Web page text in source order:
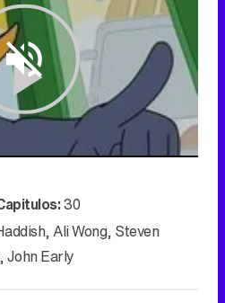
Play
Video
30
,Ali Wong, Steven
John Early